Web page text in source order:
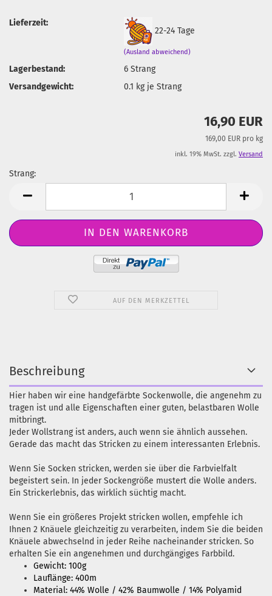
Lieferzeit:
22-24 Tage
(Ausland abweichend)
Lagerbestand: 6Strang
Versandgewicht:
0.1 kg je Strang
16,90 EUR
169,00 EUR pro kg
inkl. 19% MwSt. zzgl. Versand
Strang:
AUF DEN MERKZETTEL
Beschreibung
Hier haben wir eine handgefärbte Sockenwolle, die angenehm zu
tragen ist und alle Eigenschaften einer guten, belastbaren Wolle
mitbringt.
Jeder Wollstrang ist anders, auch wenn sie ähnlich aussehen.
Gerade das macht das Stricken zu einem interessanten Erlebnis.
Wenn Sie Socken stricken, werden sie über die Farbvielfalt
begeistert sein. In jeder Sockengröße mustert die Wolle anders.
Ein Strickerlebnis, das wirklich süchtig macht.
Wenn Sie ein größeres Projekt stricken wollen, empfehle ich
Ihnen 2 Knäuele gleichzeitig zu verarbeiten, indem Sie die beiden
Knäuele abwechselnd in jeder Reihe nacheinander stricken. So
erhalten Sie ein angenehmen und durchgängiges Farbbild.
Gewicht: 100g
Lauflänge: 400m
Material: 44% Wolle / 42% Baumwolle / 14% Polyamid